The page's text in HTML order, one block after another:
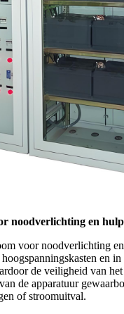
noodverlichting en
voor noodverlichting en
en in
de veiligheid van het
de apparatuur
of stroomuitval.